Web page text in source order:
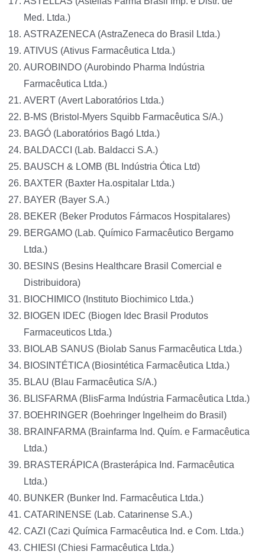
Med. Ltda.)
ASTRAZENECA (AstraZeneca do Brasil Ltda.)
ATIVUS (Ativus Farmacêutica Ltda.)
AUROBINDO (Aurobindo Pharma Indústria
Farmacêutica Ltda.)
AVERT (Avert Laboratórios Ltda.)
B-MS (Bristol-Myers Squibb Farmacêutica S/A.)
BAGÓ (Laboratórios Bagó Ltda.)
BALDACCI (Lab. Baldacci S.A.)
BAUSCH & LOMB (BL Indústria Ótica Ltd)
BAXTER (Baxter Ha.ospitalar Ltda.)
BAYER (Bayer S.A.)
BEKER (Beker Produtos Fármacos Hospitalares)
BERGAMO (Lab. Químico Farmacêutico Bergamo
Ltda.)
BESINS (Besins Healthcare Brasil Comercial e
Distribuidora)
BIOCHIMICO (Instituto Biochimico Ltda.)
BIOGEN IDEC (Biogen Idec Brasil Produtos
Farmaceuticos Ltda.)
BIOLAB SANUS (Biolab Sanus Farmacêutica Ltda.)
BIOSINTÉTICA (Biosintética Farmacêutica Ltda.)
BLAU (Blau Farmacêutica S/A.)
BLISFARMA (BlisFarma Indústria Farmacêutica Ltda.)
BOEHRINGER (Boehringer Ingelheim do Brasil)
BRAINFARMA (Brainfarma Ind. Quím. e Farmacêutica
Ltda.)
BRASTERÁPICA (Brasterápica Ind. Farmacêutica
Ltda.)
BUNKER (Bunker Ind. Farmacêutica Ltda.)
CATARINENSE (Lab. Catarinense S.A.)
CAZI (Cazi Química Farmacêutica Ind. e Com. Ltda.)
CHIESI (Chiesi Farmacêutica Ltda.)